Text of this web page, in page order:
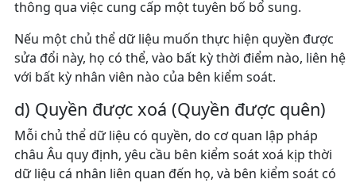
thông qua việc cung cấp một tuyên bố bổ sung.
Nếu một chủ thể dữ liệu muốn thực hiện quyền được
sửa đổi này, họ có thể, vào bất kỳ thời điểm nào, liên hệ
với bất kỳ nhân viên nào của bên kiểm soát.
d) Quyền được xoá (Quyền được quên)
Mỗi chủ thể dữ liệu có quyền, do cơ quan lập pháp
châu Âu quy định, yêu cầu bên kiểm soát xoá kịp thời
dữ liệu cá nhân liên quan đến họ, và bên kiểm soát có